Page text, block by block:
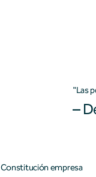
"Las
–
Constitución empresa